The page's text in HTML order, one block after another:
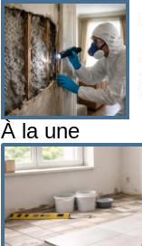
À la une